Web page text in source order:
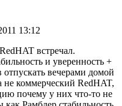
13:12
встречал.
и уверенность +
вечерами домой
не коммерческий RedHAT,
почему у них что-то не